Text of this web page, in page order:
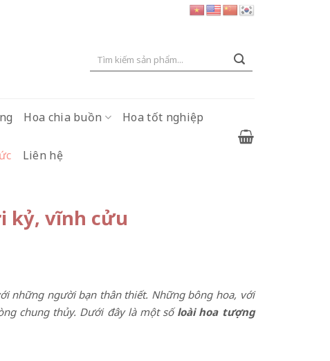
Tìm
Hoa chia buồn Hoa tốt nghiệp
Liên hệ
kỷ, vĩnh cửu
những người bạn thân thiết. Những bông hoa, với
chung thủy. Dưới đây là một số loài hoa tượng